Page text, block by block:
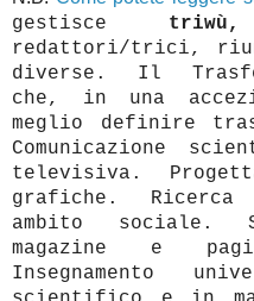
gestisce triwù,
redattori/trici,
diverse. Il
che, in una
meglio definire
Comunicazione
televisiva.
grafiche.
ambito sociale.
magazine e
Insegnamento